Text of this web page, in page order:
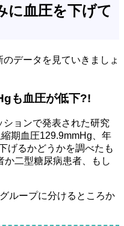
に血圧を下げて
データを見ていきましょ
も血圧が低下?!
ョンで発表された研究
期血圧129.9mmHg、年
げるかどうかを調べたも
二型糖尿病患者、もし
ループに分けるところか